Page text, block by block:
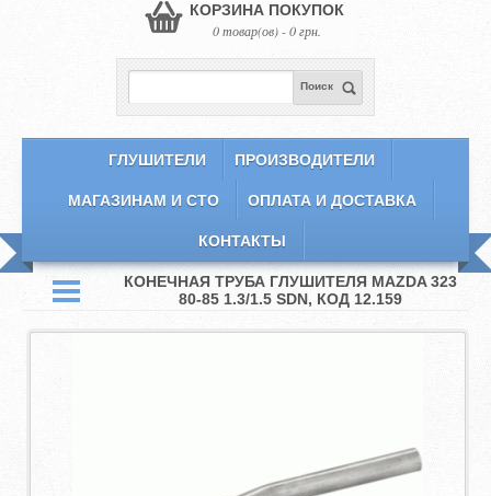
КОРЗИНА ПОКУПОК
0 товар(ов) - 0 грн.
Поиск
ГЛУШИТЕЛИ ПРОИЗВОДИТЕЛИ
МАГАЗИНАМ И СТО ОПЛАТА И ДОСТАВКА
КОНТАКТЫ
КОНЕЧНАЯ ТРУБА ГЛУШИТЕЛЯ MAZDA 323
80-85 1.3/1.5 SDN, КОД 12.159